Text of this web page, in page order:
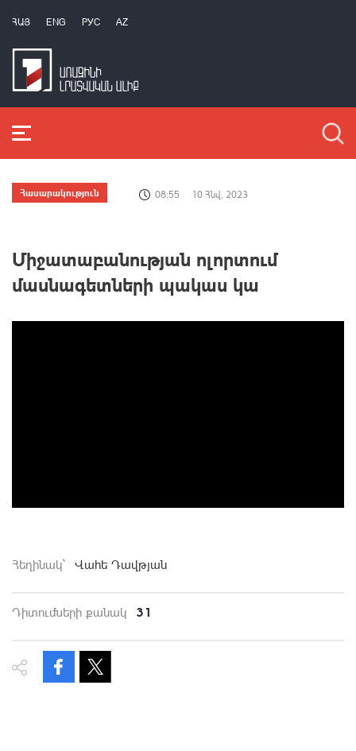
ՀԱՅ ENG РУС AZ
Հասարակություն 08:55 10 Հնվ, 2023
Միջատաբանության ոլորտում
մասնագետների պակաս կա
Հեղինակ` Վահե Դավթյան
Դիտումների քանակ 31